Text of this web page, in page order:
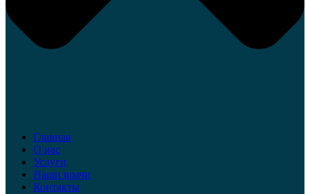
Главная
О нас
Услуги
Наши врачи
Контакты